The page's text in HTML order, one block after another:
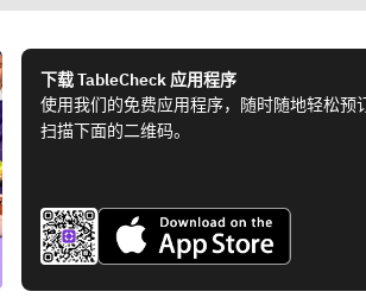
下载 TableCheck 应用程序
使用我们的免费应用程序，随时随地轻松预
扫描下面的二维码。